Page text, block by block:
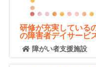
研修が充実している
の障害者デイサービ
障がい者支援施設